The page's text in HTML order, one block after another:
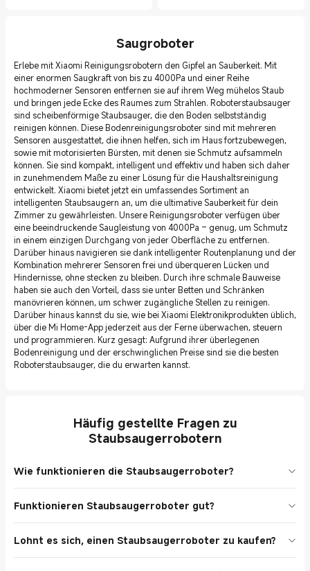
Saugroboter
Erlebe mit Xiaomi Reinigungsrobotern den Gipfel an Sauberkeit. Mit
einer enormen Saugkraft von bis zu 4000Pa und einer Reihe
hochmoderner Sensoren entfernen sie auf ihrem Weg mühelos Staub
und bringen jede Ecke des Raumes zum Strahlen. Roboterstaubsauger
sind scheibenförmige Staubsauger, die den Boden selbstständig
reinigen können. Diese Bodenreinigungsroboter sind mit mehreren
Sensoren ausgestattet, die ihnen helfen, sich im Haus fortzubewegen,
sowie mit motorisierten Bürsten, mit denen sie Schmutz aufsammeln
können. Sie sind kompakt, intelligent und effektiv und haben sich daher
in zunehmendem Maße zu einer Lösung für die Haushaltsreinigung
entwickelt. Xiaomi bietet jetzt ein umfassendes Sortiment an
intelligenten Staubsaugern an, um die ultimative Sauberkeit für dein
Zimmer zu gewährleisten. Unsere Reinigungsroboter verfügen über
eine beeindruckende Saugleistung von 4000Pa – genug, um Schmutz
in einem einzigen Durchgang von jeder Oberfläche zu entfernen.
Darüber hinaus navigieren sie dank intelligenter Routenplanung und der
Kombination mehrerer Sensoren frei und überqueren Lücken und
Hindernisse, ohne stecken zu bleiben. Durch ihre schmale Bauweise
haben sie auch den Vorteil, dass sie unter Betten und Schränken
manövrieren können, um schwer zugängliche Stellen zu reinigen.
Darüber hinaus kannst du sie, wie bei Xiaomi Elektronikprodukten üblich,
über die Mi Home-App jederzeit aus der Ferne überwachen, steuern
und programmieren. Kurz gesagt: Aufgrund ihrer überlegenen
Bodenreinigung und der erschwinglichen Preise sind sie die besten
Roboterstaubsauger, die du erwarten kannst.
Häufig gestellte Fragen zu
Staubsaugerrobotern
Wie funktionieren die Staubsaugerroboter?
Sensoren, Algorithmen und motorisierten Bürsten. Kartierung: Sie
Reinigungsrouten zu planen und Hindernissen auszuweichen.
Funktionieren Staubsaugerroboter gut?
Böden sauber zu halten. Besonders auf Hartböden und
Lohnt es sich, einen Staubsaugerroboter zu kaufen?